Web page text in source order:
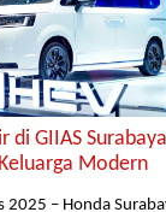
di GIIAS
Modern
2025 – Honda